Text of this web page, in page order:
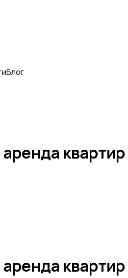
Блог
квартир
квартир